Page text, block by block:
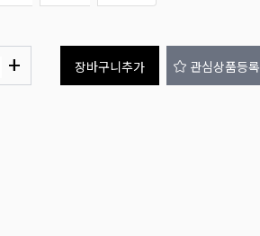
+ 장바구니추가 관심상품등록